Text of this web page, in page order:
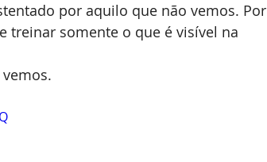
por aquilo que não vemos. Por
treinar somente o que é visível na